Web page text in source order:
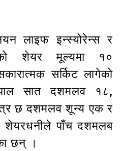
लाइफ इन्स्योरेन्स र
शेयर मूल्यमा १०
सर्किट लागेको
सात दशमलव १८,
छ दशमलव शून्य एक र
शेयरधनीले पाँच दशमलब
छन् ।